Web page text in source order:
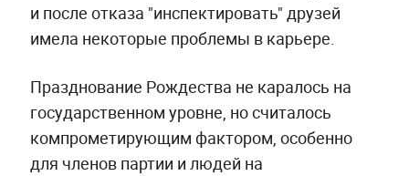
и после отказа "инспектировать" друзей
имела некоторые проблемы в карьере.
Празднование Рождества не каралось на
государственном уровне, но считалось
компрометирующим фактором, особенно
для членов партии и людей на